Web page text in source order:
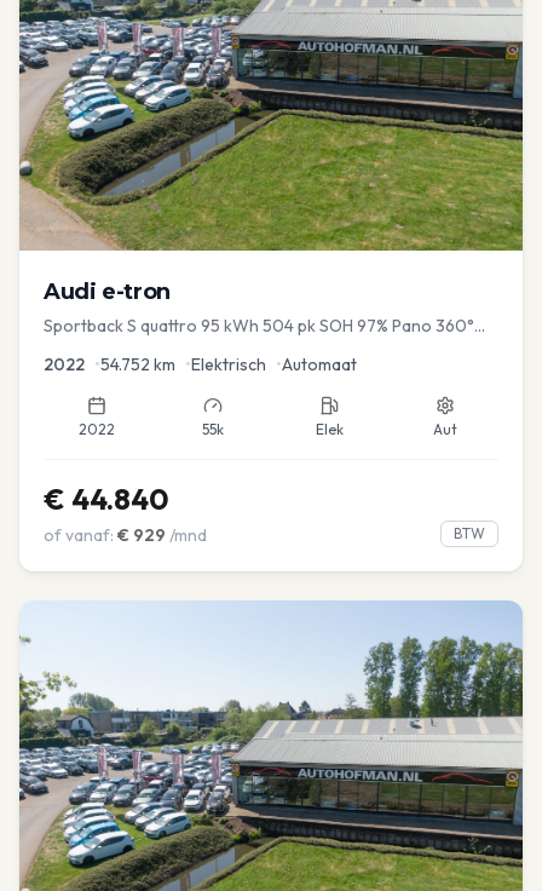
Audi e-tron
Sportback S quattro 95 kWh 504 pk SOH 97% Pano 360°
2022 •54.752 km •Elektrisch •Automaat
2022 55k Elek Aut
€ 44.840
of vanaf: € 929 /mnd BTW